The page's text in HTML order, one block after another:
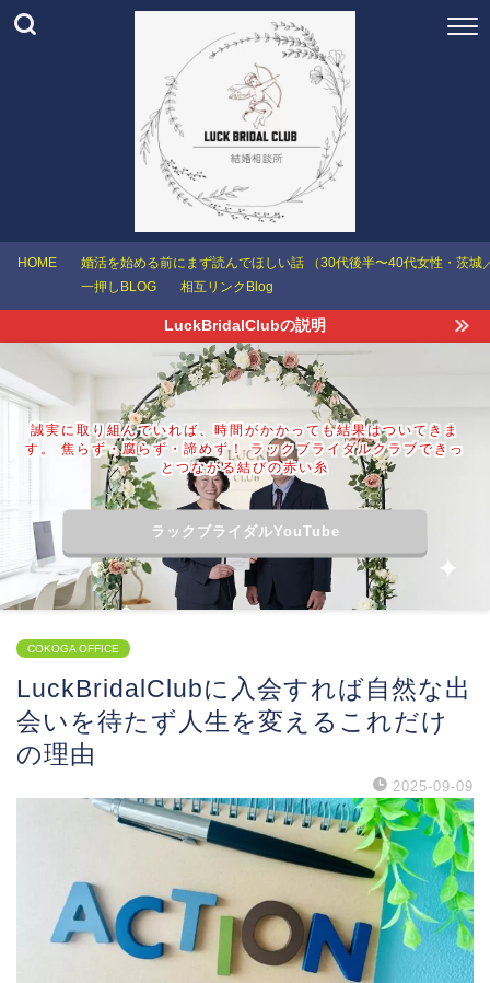
HOME
婚活を始める前にまず読んでほしい話 （30代後半〜40代女性・茨城
一押しBLOG
相互リンクBlog
LuckBridalClubの説明
誠実に取り組んでいれば、時間がかかっても結果はついてきま
す。 焦らず・腐らず・諦めず！ ラックブライダルクラブできっ
とつながる結びの赤い糸
ラックブライダルYouTube
COKOGA OFFICE
LuckBridalClubに入会すれば自然な出
会いを待たず人生を変えるこれだけ
の理由
2025-09-09